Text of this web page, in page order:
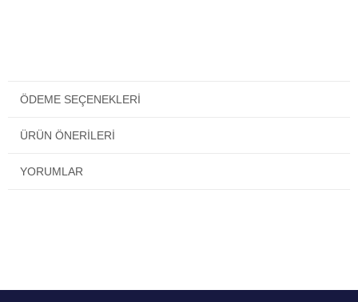
ÖDEME SEÇENEKLERI
ÜRÜN ÖNERILERI
YORUMLAR